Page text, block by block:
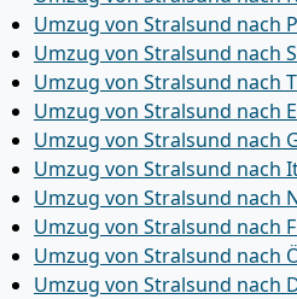
Umzug von Stralsund nach
Umzug von Stralsund nach
Umzug von Stralsund nach
Umzug von Stralsund nach
Umzug von Stralsund nach
Umzug von Stralsund nach
Umzug von Stralsund nach
Umzug von Stralsund nach
Umzug von Stralsund nach
Umzug von Stralsund nach